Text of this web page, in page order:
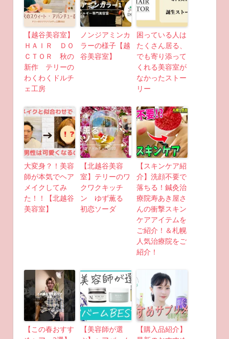
【越谷美容室】
ＨＡＩＲ ＤＯ
ＣＴＯＲ 秋の
新作 テリーの
わくわくドルチ
ェ工房
ノンジアミンカ
ラーの様子【越
谷美容室】
困っている人は
たくさん居る、
でも寄り添って
くれる美容室が
なかったストー
リー
大変身？！美容
師が本気でヘア
メイクしてみ
た！！【北越谷
美容室】
【北越谷美容
室】テリーのワ
クワクキッチ
ン ゆず薫る
初恋ソーダ
【スキンケア紹
介】洗顔不要で
落ちる！鍼灸治
療院寿あき屋さ
んの衝撃スキン
ケアアイテムを
ご紹介！＆札幌
人気治療院をご
紹介！
【この春おすす
【美容師が選
【購入品紹介】